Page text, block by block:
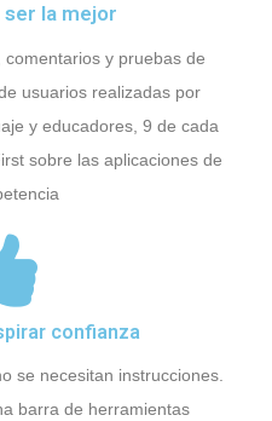
ser la mejor
y pruebas de
usuarios realizadas por
y educadores, 9 de cada
sobre las aplicaciones de
confianza
se necesitan instrucciones.
barra de herramientas